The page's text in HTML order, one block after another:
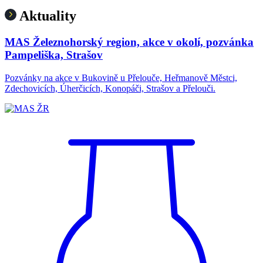
Aktuality
MAS Železnohorský region, akce v okolí, pozvánka
Pampeliška, Strašov
Pozvánky na akce v Bukovině u Přelouče, Heřmanově Městci,
Zdechovicích, Úherčicích, Konopáči, Strašov a Přelouči.